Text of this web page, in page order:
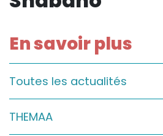
(Documents, études, publications)
En savoir plus
Toutes les actualités
THEMAA